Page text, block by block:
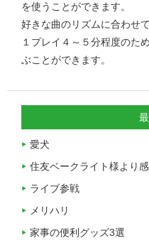
を使うことができます。
好きな曲のリズムに合わせ
１プレイ４～５分程度のた
ぶことができます。
愛犬
住友ベークライト様より
ライブ参戦
メリハリ
家事の便利グッズ3選